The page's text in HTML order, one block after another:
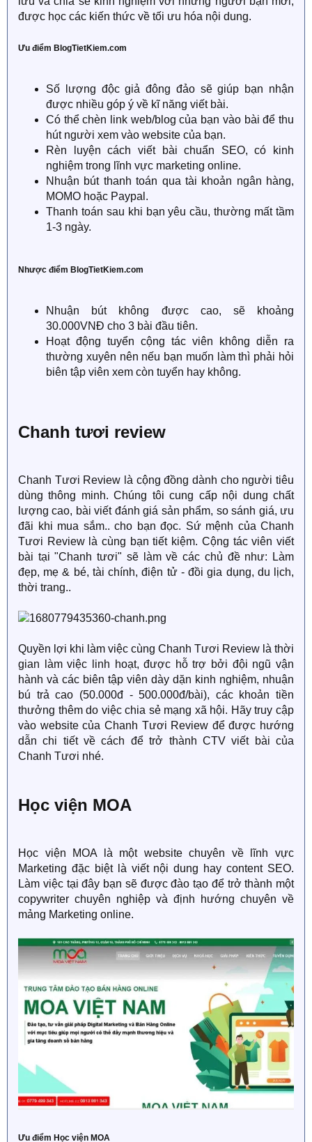
được học các kiến thức về tối ưu hóa nội dung.
Ưu điểm BlogTietKiem.com
Số lượng độc giả đông đảo sẽ giúp bạn nhận
được nhiều góp ý về kĩ năng viết bài.
Có thể chèn link web/blog của bạn vào bài để thu
hút người xem vào website của bạn.
Rèn luyện cách viết bài chuẩn SEO, có kinh
nghiệm trong lĩnh vực marketing online.
Nhuận bút thanh toán qua tài khoản ngân hàng,
MOMO hoặc Paypal.
Thanh toán sau khi bạn yêu cầu, thường mất tầm
1-3 ngày.
Nhược điểm BlogTietKiem.com
Nhuận bút không được cao, sẽ khoảng
30.000VNĐ cho 3 bài đầu tiên.
Hoạt động tuyển cộng tác viên không diễn ra
thường xuyên nên nếu bạn muốn làm thì phải hỏi
biên tập viên xem còn tuyển hay không.
Chanh tươi review
Chanh Tươi Review là cộng đồng dành cho người tiêu
dùng thông minh. Chúng tôi cung cấp nội dung chất
lượng cao, bài viết đánh giá sản phẩm, so sánh giá, ưu
đãi khi mua sắm.. cho bạn đọc. Sứ mệnh của Chanh
Tươi Review là cùng bạn tiết kiệm. Cộng tác viên viết
bài tại "Chanh tươi" sẽ làm về các chủ đề như: Làm
đẹp, mẹ & bé, tài chính, điện tử - đồi gia dụng, du lịch,
thời trang..
Quyền lợi khi làm việc cùng Chanh Tươi Review là thời
gian làm việc linh hoạt, được hỗ trợ bởi đội ngũ vận
hành và các biên tập viên dày dặn kinh nghiệm, nhuận
bú trả cao (50.000đ - 500.000đ/bài), các khoản tiền
thưởng thêm do việc chia sẻ mạng xã hội. Hãy truy cập
vào website của Chanh Tươi Review để được hướng
dẫn chi tiết về cách để trở thành CTV viết bài của
Chanh Tươi nhé.
Học viện MOA
Học viện MOA là một website chuyên về lĩnh vực
Marketing đặc biệt là viết nội dung hay content SEO.
Làm việc tại đây bạn sẽ được đào tạo để trở thành một
copywriter chuyên nghiệp và định hướng chuyên về
mảng Marketing online.
Ưu điểm Học viện MOA